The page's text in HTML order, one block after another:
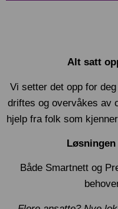
Alt satt
Vi setter det opp for
driftes og overvåkes av
hjelp fra folk som
Både Smartnett og